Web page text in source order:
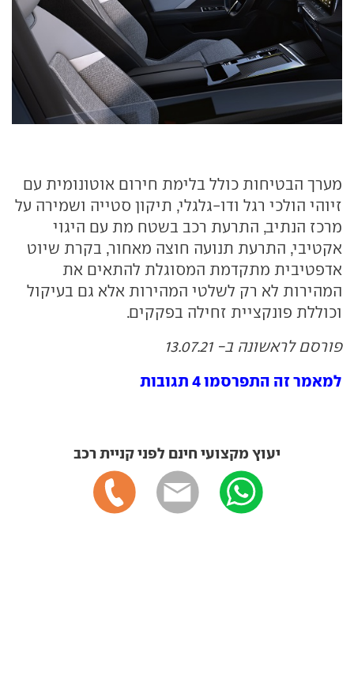
מערך הבטיחות כולל בלימת חירום אוטונומית עם
זיוהי הולכי רגל ודו-גלגלי, תיקון סטייה ושמירה על
מרכז הנתיב, התרעת רכב בשטח מת עם היגוי
אקטיבי, התרעת תנועה חוצה מאחור, בקרת שיוט
אדפטיבית מתקדמת המסוגלת להתאים את
המהירות לא רק לשלטי המהירות אלא גם בעיקול
וכוללת פונקציית זחילה בפקקים.
פורסם לראשונה ב- 13.07.21
למאמר זה התפרסמו 4 תגובות
יעוץ מקצועי חינם לפני קניית רכב